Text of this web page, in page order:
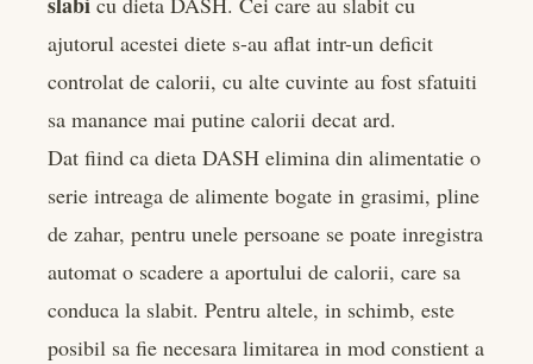
ajutorul acestei diete s-au aflat intr-un deficit
controlat de calorii, cu alte cuvinte au fost sfatuiti
sa manance mai putine calorii decat ard.
Dat fiind ca dieta DASH elimina din alimentatie o
serie intreaga de alimente bogate in grasimi, pline
de zahar, pentru unele persoane se poate inregistra
automat o scadere a aportului de calorii, care sa
conduca la slabit. Pentru altele, in schimb, este
posibil sa fie necesara limitarea in mod constient a